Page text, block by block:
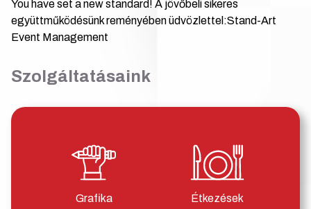
You have set a new standard! A jövőbeli sikeres
együttműködésünk reményében üdvözlettel:Stand-Art
Event Management
Szolgáltatásaink
Grafika Étkezések